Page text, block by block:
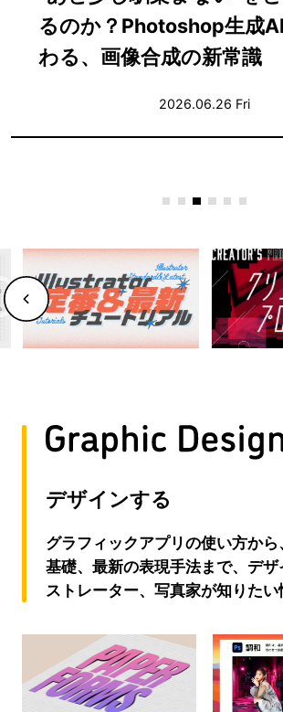
ぶ〜合意を積み重ねなが
げる実践ガイド〜
デザインする
グラフィックアプリの使い方か
基礎、最新の表現手法まで、デザ
ストレーター、写真家が知りたい